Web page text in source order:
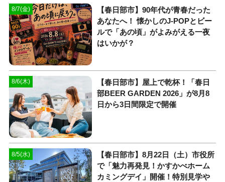
8/7(金)
【春日部市】90年代が青春だった
あなたへ！ 懐かしのJ-POPとビー
ルで「あの頃」がよみがえる一夜
はいかが？
8/6(木)
【春日部市】屋上で乾杯！「春日
部BEER GARDEN 2026」が8月8
日から3日間限定で開催
8/5(水)
【春日部市】8月22日（土）市役所
で「魅力再発見！かすかべホーム
カミングデイ」開催！特別見学や